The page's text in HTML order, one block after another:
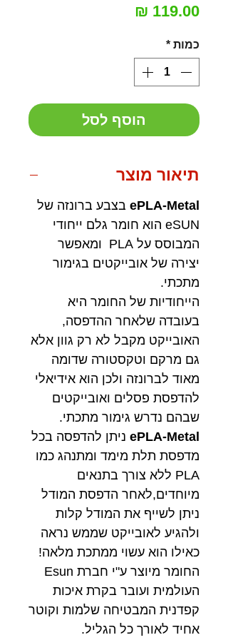
כמות *
הוסף לסל
תיאור מוצר
ePLA-Metal בצבע ברונזה של
eSUN הוא חומר גלם ייחודי
המבוסס על PLA ומאפשר
יצירה של אובייקטים בגימור
מתכתי.
הייחודיות של החומר היא
בעובדה שלאחר ההדפסה,
האובייקט מקבל לא רק גוון אלא
גם מרקם וטקסטורה שדומה
מאוד לברונזה ולכן הוא אידיאלי
להדפסת פסלים ואובייקטים
שבהם נדרש גימור מתכתי.
ePLA-Metal ניתן להדפסה בכל
מדפסת תלת מימד ומתנהג כמו
PLA ללא צורך בתנאים
מיוחדים,לאחר הדפסת המודל
ניתן לשייף את המודל קלות
ולהגיע לאובייקט שממש נראה
כאילו הוא עשוי ממתכת מלאה!
החומר מיוצר ע"י חברת Esun
העולמית ועובר בקרת איכות
קפדנית המבטיחה שלמות וקוטר
אחיד לאורך כל הגליל.